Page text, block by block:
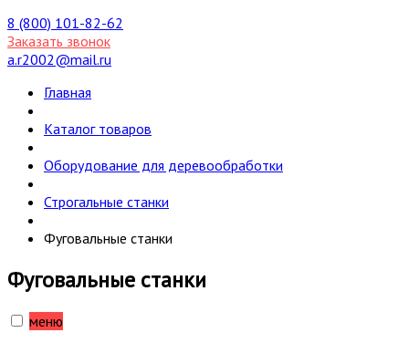
8 (800) 101-82-62
Заказать звонок
a.r2002@mail.ru
Главная
Каталог товаров
Оборудование для деревообработки
Строгальные станки
Фуговальные станки
Фуговальные станки
меню